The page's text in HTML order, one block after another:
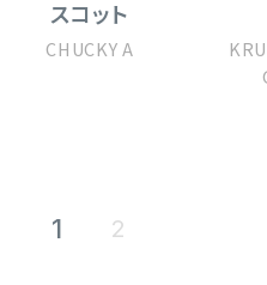
スコット
CHUCKY A
1 2